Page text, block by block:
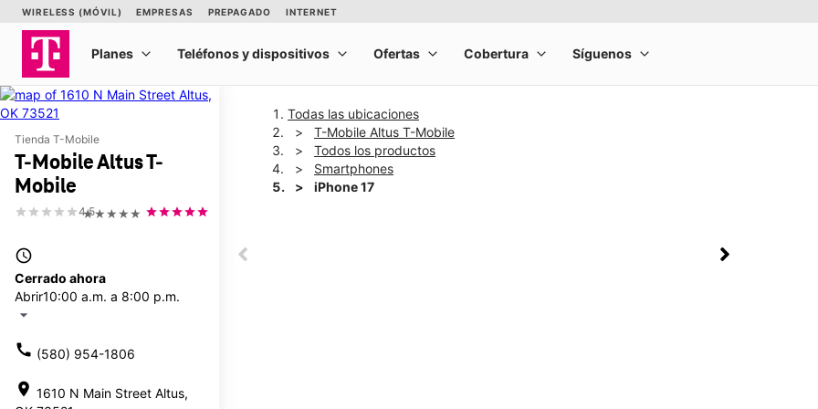
Tienda T-Mobile
T-Mobile Altus T-
Mobile
★★★★★
4.5
access_time
Cerrado ahora
Abrir10:00 a.m. a 8:00 p.m.
arrow_drop_down
call (580) 954-1806
location_on 1610 N Main Street Altus,
Todas las ubicaciones
T-Mobile Altus T-Mobile
Todos los productos
Smartphones
iPhone 17
This carousel shows one large product image at a time. Use the Previous and Next buttons